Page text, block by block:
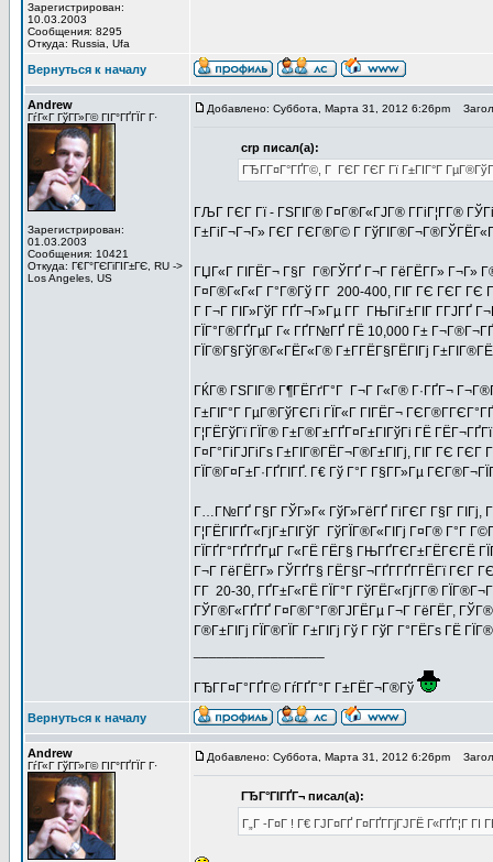
Зарегистрирован:
10.03.2003
Сообщения: 8295
Откуда: Russia, Ufa
Вернуться к началу
Andrew
ГѓГ«Г ГўГ­Г»Г© ГІГ°ГҐГЇГ Г·
Зарегистрирован:
01.03.2003
Сообщения: 10421
Откуда: Г€Г°ГЄГіГІГ±ГЄ, RU ->
Los Angeles, US
Добавлено: Суббота, Марта 31, 2012 6:26pm
crp писал(а):
ГЂГ­Г¤Г°ГҐГ©, Г ГЄГ ГЄГ Гї Г±ГІГ°Г
ГЉГ ГЄГ Гї - ГЅГІГ® Г¤Г®Г«ГЈГ® Г­ГіГ¦Г­Г®
Г±ГіГ¬Г¬Г» ГЄГ ГЄГ®Г© Г
ГЏГ«Г ГІГЁГ¬ Г§Г Г®ГЎГҐ Г¬Г ГёГЁГ­Г» Г¬Г»
Г¤Г®Г«Г«Г Г°Г®Гў Г­Г 200-400, ГІГ ГЄ ГЄГ ГЄ
Г Г¬Г ГІГ»ГўГ ГҐГ¬Г»Гµ Г­Г ГЊГіГ±ГІГ Г­ГЈГҐ
ГЇГ°Г®ГҐГµГ Г« ГҐГ№ГҐ ГЁ 10,000 Г±
ГЇГ®Г§ГўГ®Г«ГЁГ«Г® Г±Г­ГЁГ§ГЁГІГј
ГЌГ® ГЅГІГ® Г¶ГЁГґГ°Г Г¬Г Г«Г® Г·ГҐГ¬
Г±ГІГ°Г ГµГ®ГўГЄГі ГЇГ«Г ГІГЁГ¬
Г¦ГЁГўГї ГЇГ® Г±Г®Г±ГҐГ¤Г±ГІГўГі ГЁ
Г¤Г°ГіГЈГіГѕ Г±ГІГ®ГЁГ¬Г®Г±ГІГј, ГІГ ГЄ ГЄГ
ГЇГ®Г¤Г±Г·ГҐГІГҐ. Г€ Гў Г°Г Г§Г­Г»Гµ
Г…Г№ГҐ Г§Г ГЎГ»Г« ГўГ»ГёГҐ ГіГЄГ Г§Г ГІГј,
Г¦ГЁГІГҐГ«ГјГ±ГІГўГ ГўГЇГ®Г«ГІГј Г¤Г®
ГЇГҐГ°ГҐГҐГµГ Г«ГЁ ГЁГ§ ГЊГҐГЄГ±ГЁГЄГЁ
Г¬Г ГёГЁГ­Г» ГЎГҐГ§ ГЁГ§Г¬ГҐГ­ГҐГ­ГЁГї ГЄГ
Г­Г 20-30, ГҐГ±Г«ГЁ ГЇГ°Г ГўГЁГ«ГјГ­Г®
ГЎГ®Г«ГҐГҐ Г¤Г®Г°Г®ГЈГЁГµ Г¬Г ГёГЁГ­,
Г®Г±ГІГј ГЇГ®ГЇГ Г±ГІГј Гў Г ГўГ Г°ГЁГѕ ГЁ
ГЂГ­Г¤Г°ГҐГ© ГѓГҐГ°Г Г±ГЁГ¬Г®Гў
Вернуться к началу
Andrew
ГѓГ«Г ГўГ­Г»Г© ГІГ°ГҐГЇГ Г·
Добавлено: Суббота, Марта 31, 2012 6:26pm
ГЂГ°ГІГҐГ¬ писал(а):
Г„Г -Г¤Г ! Г€ ГЈГ¤ГҐ Г¤ГҐГ­ГјГЈГЁ Г«ГҐГ¦Г